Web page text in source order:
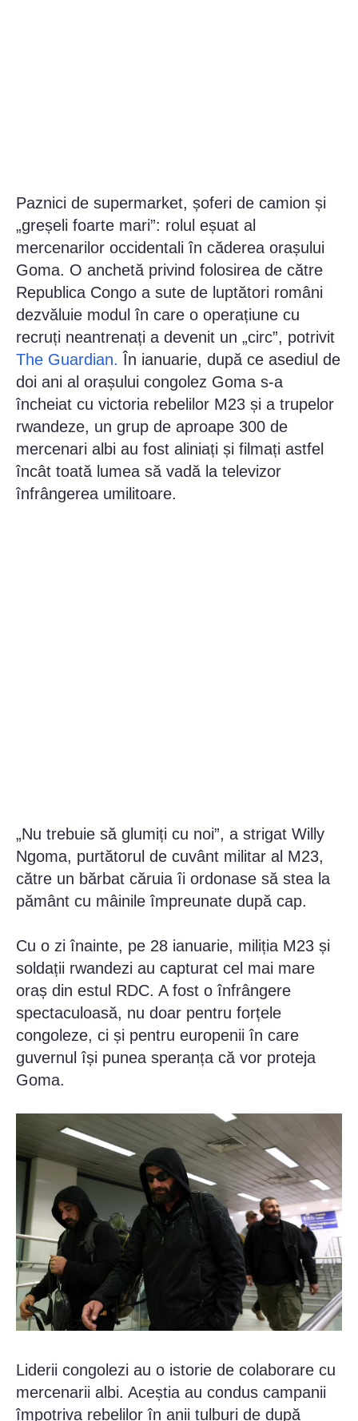
Paznici de supermarket, șoferi de camion și
„greșeli foarte mari”: rolul eșuat al
mercenarilor occidentali în căderea orașului
Goma. O anchetă privind folosirea de către
Republica Congo a sute de luptători români
dezvăluie modul în care o operațiune cu
recruți neantrenați a devenit un „circ”, potrivit
The Guardian. În ianuarie, după ce asediul de
doi ani al orașului congolez Goma s-a
încheiat cu victoria rebelilor M23 și a trupelor
rwandeze, un grup de aproape 300 de
mercenari albi au fost aliniați și filmați astfel
încât toată lumea să vadă la televizor
înfrângerea umilitoare.
„Nu trebuie să glumiți cu noi”, a strigat Willy
Ngoma, purtătorul de cuvânt militar al M23,
către un bărbat căruia îi ordonase să stea la
pământ cu mâinile împreunate după cap.
Cu o zi înainte, pe 28 ianuarie, miliția M23 și
soldații rwandezi au capturat cel mai mare
oraș din estul RDC. A fost o înfrângere
spectaculoasă, nu doar pentru forțele
congoleze, ci și pentru europenii în care
guvernul își punea speranța că vor proteja
Goma.
Liderii congolezi au o istorie de colaborare cu
mercenarii albi. Aceștia au condus campanii
împotriva rebelilor în anii tulburi de după